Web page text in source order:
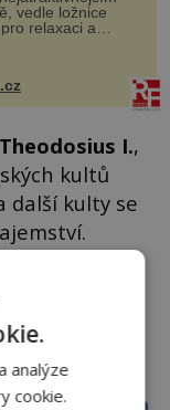
vedle ložnice
relaxaci a
textil –
–
kouzelného
Theodosius I.,
kultů
další kulty se
Commons /
analýze
cookie.